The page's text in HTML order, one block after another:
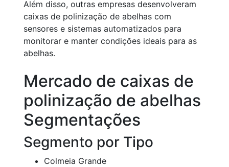
Além disso, outras empresas desenvolveram
caixas de polinização de abelhas com
sensores e sistemas automatizados para
monitorar e manter condições ideais para as
abelhas.
Mercado de caixas de
polinização de abelhas
Segmentações
Segmento por Tipo
Colmeia Grande